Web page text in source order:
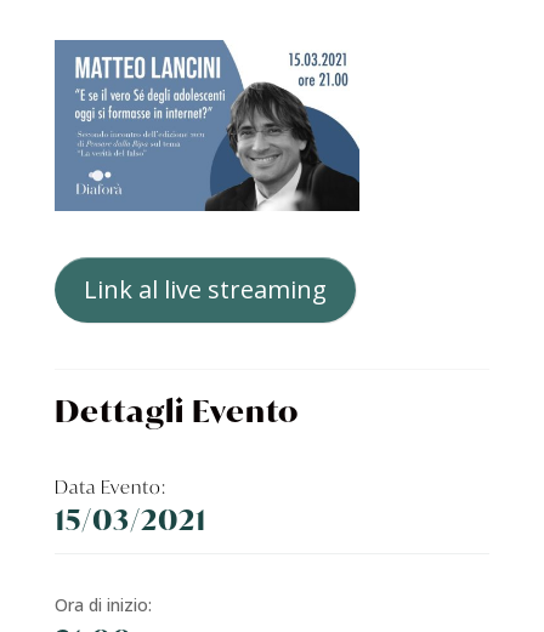
Link al live streaming
Dettagli Evento
Data Evento:
15/03/2021
Ora di inizio: